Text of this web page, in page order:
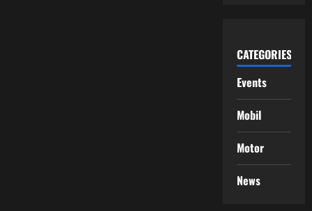
CATEGORIES
Events
Mobil
Motor
News